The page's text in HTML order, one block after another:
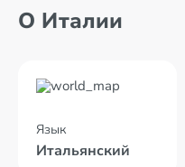
О Италии
Язык
Итальянский